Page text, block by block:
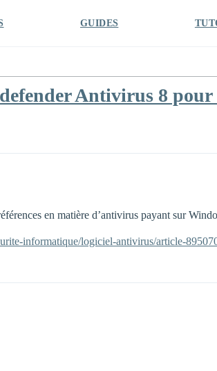
GUIDES
Antivirus 8
en matière d’antivirus payant sur
informatique/logiciel-antivirus/article-